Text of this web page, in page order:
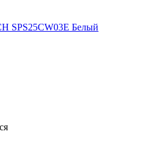
SPS25CW03E Белый